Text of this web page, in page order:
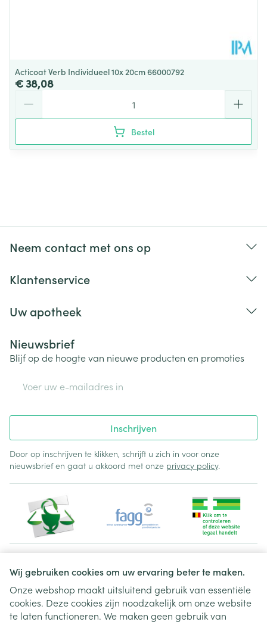
Wij gebruiken cookies om uw ervaring beter te maken.
Onze webshop maakt uitsluitend gebruik van essentiële
cookies. Deze cookies zijn noodzakelijk om onze website
te laten functioneren. We maken geen gebruik van
Acticoat Verb Individueel 10x 20cm 66000792
€ 38,08
Bestel
Neem contact met ons op
Klantenservice
Uw apotheek
Nieuwsbrief
Blijf op de hoogte van nieuwe producten en promoties
Inschrijven
Door op inschrijven te klikken, schrijft u zich in voor onze
nieuwsbrief en gaat u akkoord met onze privacy policy.
Juridische links